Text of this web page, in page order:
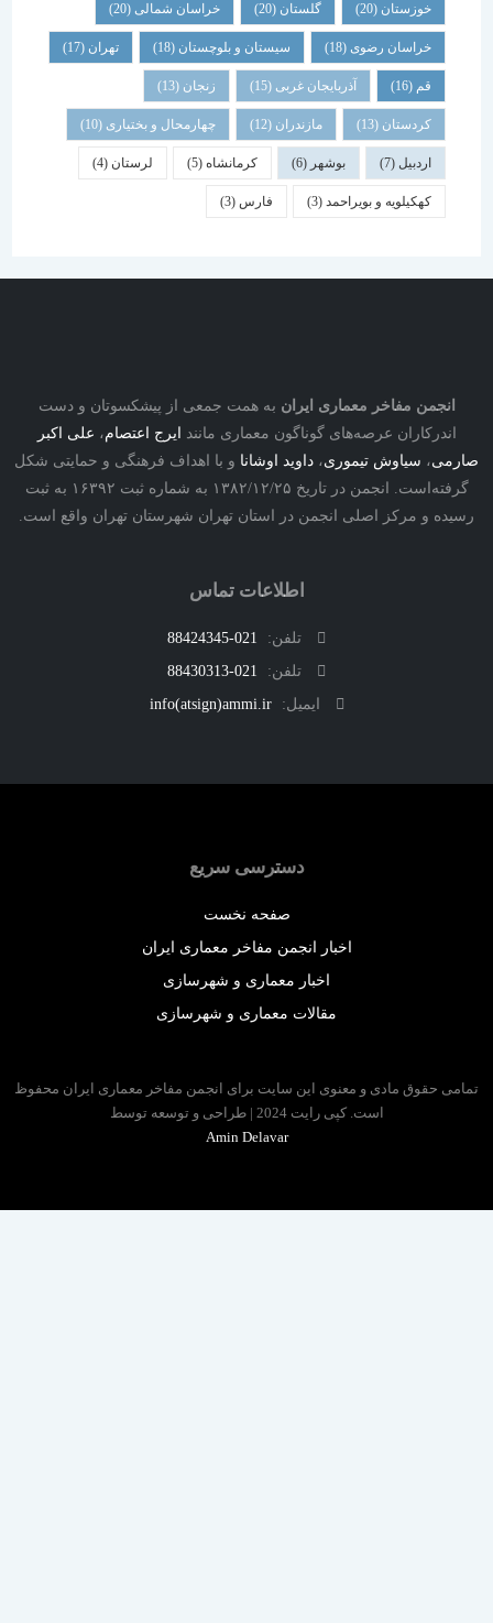
خوزستان(20) گلستان (20) خراسان شمالی(20)
خراسان رضوی(18) سیستان و بلوچستان(18) تهران
آذربایجان غربی(15) زنجان
کردستان(13) مازندران(12) چهارمحال و بختیاری (10)
بوشهر کرمانشاه(5) لرستان (4)
کهکیلویه و بویراحمد(3) فارس
مفاخر معماری ایرانبه همت جمعی از پیشکسوتان و دست
عرصه‌های گوناگون معماری مانندایرج اعتصام،علی اکبر
،سیاوش تیموری،داوید اوشاناو با اهداف فرهنگی و حمایتی شکل
گرفته‌است. انجمن در تاریخ ۱۳۸۲/۱۲/۲۵ به شماره ثبت ۱۶۳۹۲ به ثبت
و مرکز اصلی انجمن در استان تهران شهرستان تهران واقع است.
اطلاعات تماس
تلفن:
021-88424345
تلفن:
021-88430313
ایمیل:
info(atsign)ammi.ir
دسترسی سریع
صفحه نخست
اخبار انجمن مفاخر معماری ایران
اخبار معماری و شهرسازی
مقالات معماری و شهرسازی
حقوق مادی و معنوی این سایت برای انجمن مفاخر معماری ایران محفوظ
است. کپی رایت 2024 | طراحی و توسعه توسط
Amin Delavar